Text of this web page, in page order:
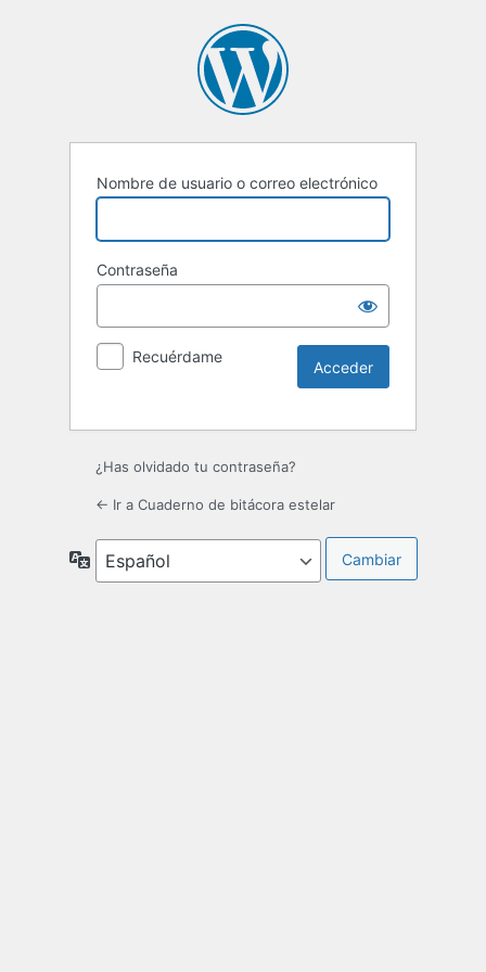
Nombre de usuario o correo electrónico
Contraseña
Recuérdame
¿Has olvidado tu contraseña?
← Ir a Cuaderno de bitácora estelar
Idioma